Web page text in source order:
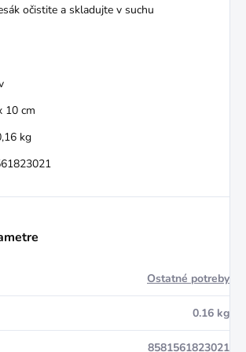
očistite a skladujte v suchu
10 cm
kg
Ostatné potreby
0.16 kg
8581561823021